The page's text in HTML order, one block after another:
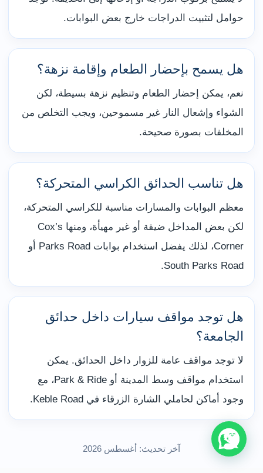
حوامل لتثبيت الدراجات خارج بعض البوابات.
هل يسمح بإحضار الطعام وإقامة نزهة؟
نعم، يمكن إحضار الطعام وتنظيم نزهة بسيطة، لكن
الشواء وإشعال النار غير مسموحين، ويجب التخلص من
المخلفات بصورة صحيحة.
هل تناسب الحدائق الكراسي المتحركة؟
معظم البوابات والمسارات مناسبة للكراسي المتحركة،
لكن بعض المداخل ضيقة أو غير مهيأة، ومنها Cox’s
Corner، لذلك يفضل استخدام بوابات Parks Road أو
South Parks Road.
هل توجد مواقف سيارات داخل حدائق
الجامعة؟
لا توجد مواقف عامة للزوار داخل الحدائق. يمكن
استخدام مواقف وسط المدينة أو Park & Ride، مع
وجود أماكن لحاملي الشارة الزرقاء في Keble Road.
آخر تحديث: أغسطس 2026